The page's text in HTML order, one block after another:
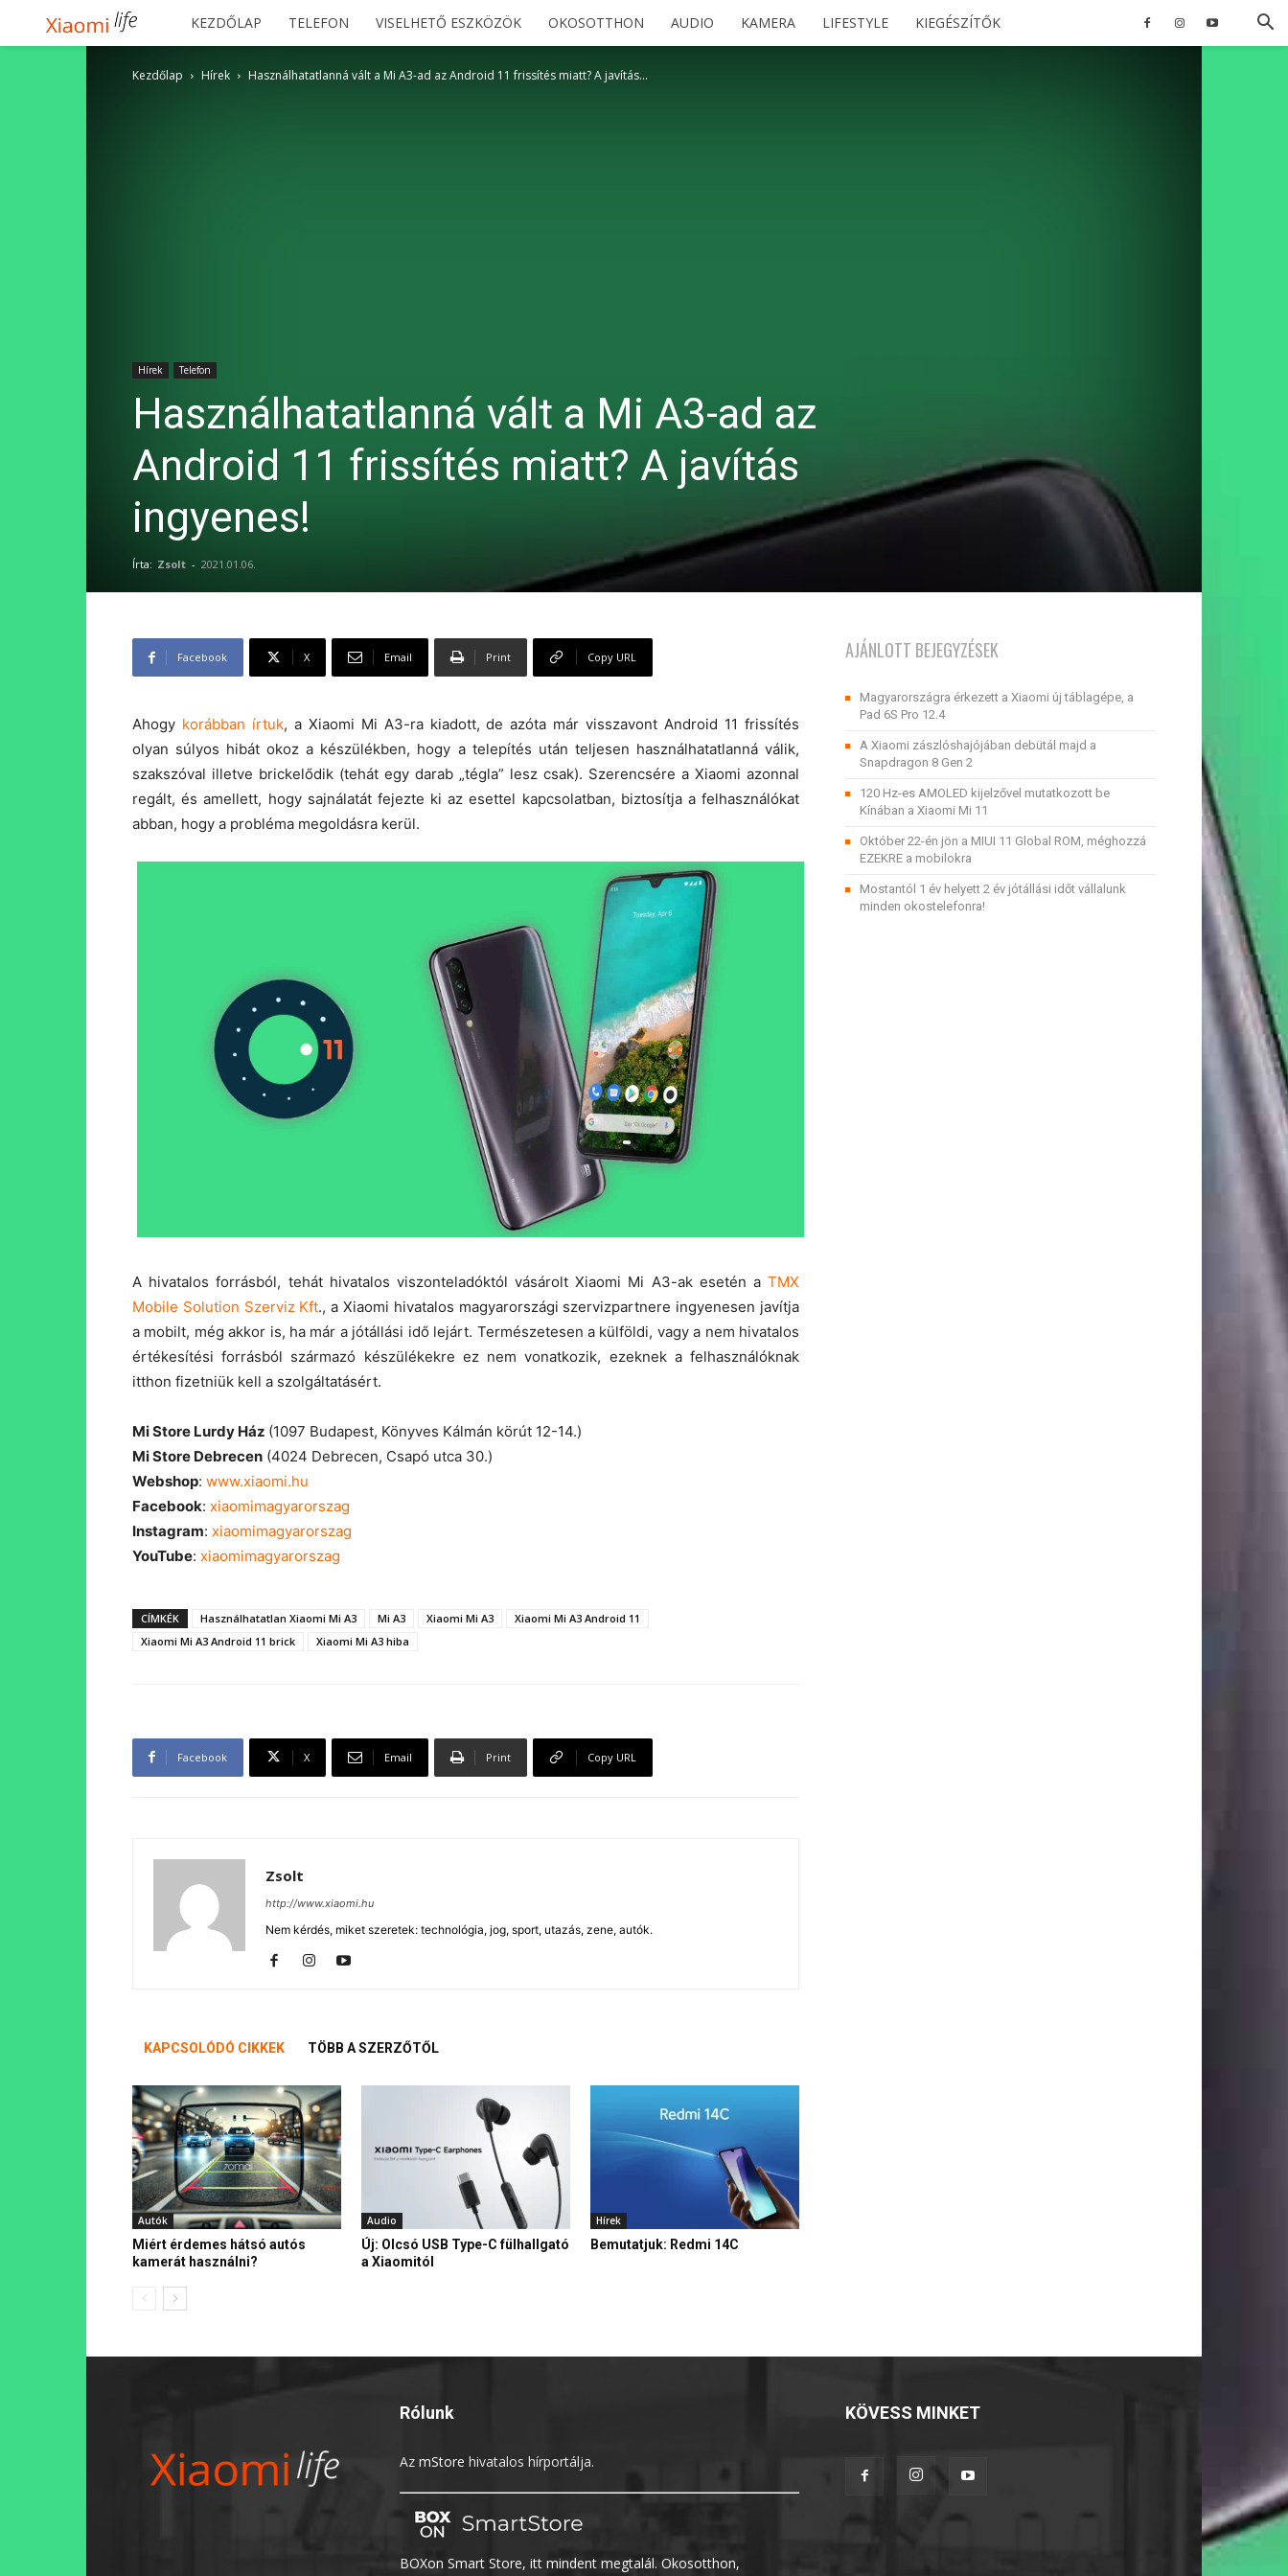
Xiaomilife
KEZDŐLAP TELEFON VISELHETŐ ESZKÖZÖK OKOSOTTHON AUDIO KAMERA LIFESTYLE KIEGÉSZÍTŐK
Kezdőlap Hírek Használhatatlanná vált a Mi A3-ad az Android 11 frissítés miatt? A javítás...
Hírek Telefon
Használhatatlanná vált a Mi A3-ad az
Android 11 frissítés miatt? A javítás
ingyenes!
Írta: Zsolt - 2021.01.06.
Facebook X Email Print Copy URL
Ahogy korábban írtuk, a Xiaomi Mi A3-ra kiadott, de azóta már visszavont Android 11 frissítés
olyan súlyos hibát okoz a készülékben, hogy a telepítés után teljesen használhatatlanná válik,
szakszóval illetve brickelődik (tehát egy darab „tégla” lesz csak). Szerencsére a Xiaomi azonnal
regált, és amellett, hogy sajnálatát fejezte ki az esettel kapcsolatban, biztosítja a felhasználókat
abban, hogy a probléma megoldásra kerül.
A hivatalos forrásból, tehát hivatalos viszonteladóktól vásárolt Xiaomi Mi A3-ak esetén a TMX
Mobile Solution Szerviz Kft., a Xiaomi hivatalos magyarországi szervizpartnere ingyenesen javítja
a mobilt, még akkor is, ha már a jótállási idő lejárt. Természetesen a külföldi, vagy a nem hivatalos
értékesítési forrásból származó készülékekre ez nem vonatkozik, ezeknek a felhasználóknak
itthon fizetniük kell a szolgáltatásért.
Mi Store Lurdy Ház (1097 Budapest, Könyves Kálmán körút 12-14.)
Mi Store Debrecen (4024 Debrecen, Csapó utca 30.)
Webshop: www.xiaomi.hu
Facebook: xiaomimagyarorszag
Instagram: xiaomimagyarorszag
YouTube: xiaomimagyarorszag
CÍMKÉK Használhatatlan Xiaomi Mi A3 Mi A3 Xiaomi Mi A3
Xiaomi Mi A3 Android 11
Xiaomi Mi A3 Android 11 brick
Xiaomi Mi A3 hiba
Facebook X Email Print Copy URL
Zsolt
http://www.xiaomi.hu
Nem kérdés, miket szeretek: technológia, jog, sport, utazás, zene, autók.
KAPCSOLÓDÓ CIKKEK TÖBB A SZERZŐTŐL
Autók
Miért érdemes hátsó autós
kamerát használni?
Audio
Új: Olcsó USB Type-C fülhallgató
a Xiaomitól
Hírek
Bemutatjuk: Redmi 14C
AJÁNLOTT BEJEGYZÉSEK
Magyarországra érkezett a Xiaomi új táblagépe, a
Pad 6S Pro 12.4
A Xiaomi zászlóshajójában debütál majd a
Snapdragon 8 Gen 2
120 Hz-es AMOLED kijelzővel mutatkozott be
Kínában a Xiaomi Mi 11
Október 22-én jön a MIUI 11 Global ROM, méghozzá
EZEKRE a mobilokra
Mostantól 1 év helyett 2 év jótállási időt vállalunk
minden okostelefonra!
Rólunk
Az mStore hivatalos hírportálja.
BOXon Smart Store, itt mindent megtalál. Okosotthon,
KÖVESS MINKET